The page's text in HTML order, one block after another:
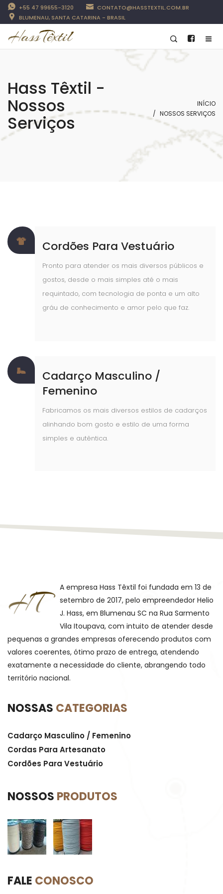
+55 47 99655-3120
CONTATO@HASSTEXTIL.COM.BR
BLUMENAU, SANTA CATARINA - BRASIL
Hass Têxtil -
Nossos
Serviços
INÍCIO
NOSSOS SERVIÇOS
Cordões Para Vestuário
Pronto para atender os mais diversos públicos e
gostos, desde o mais simples até o mais
requintado, com tecnologia de ponta e um alto
gráu de conhecimento e amor pelo que faz.
Cadarço Masculino /
Femenino
Fabricamos os mais diversos estilos de cadarços
alinhando bom gosto e estilo de uma forma
simples e autêntica.
A empresa Hass Têxtil foi fundada em 13 de
setembro de 2017, pelo empreendedor Helio
J. Hass, em Blumenau SC na Rua Sarmento
Vila Itoupava, com intuito de atender desde
pequenas a grandes empresas oferecendo produtos com
valores coerentes, ótimo prazo de entrega, atendendo
exatamente a necessidade do cliente, abrangendo todo
território nacional.
NOSSAS CATEGORIAS
Cadarço Masculino / Femenino
Cordas Para Artesanato
Cordões Para Vestuário
NOSSOS PRODUTOS
FALE CONOSCO